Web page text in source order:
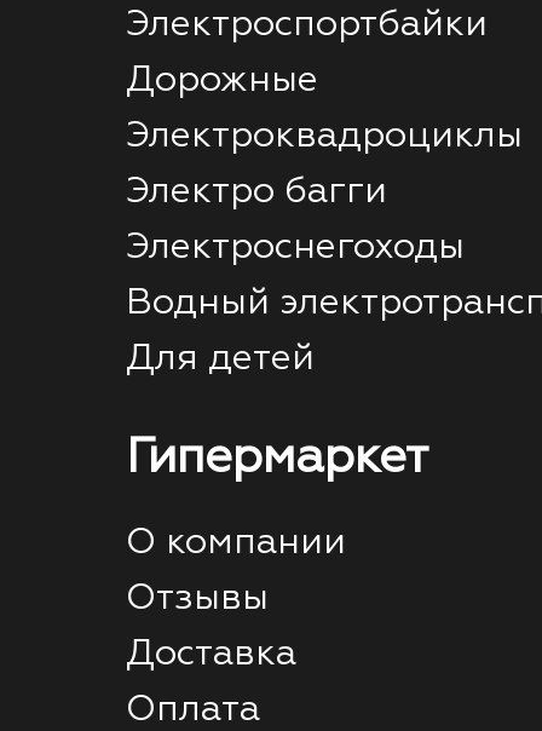
Электроспортбайки
Дорожные
Электроквадроциклы
Электро багги
Электроснегоходы
Водный
Для детей
Гипермаркет
О компании
Отзывы
Доставка
Оплата